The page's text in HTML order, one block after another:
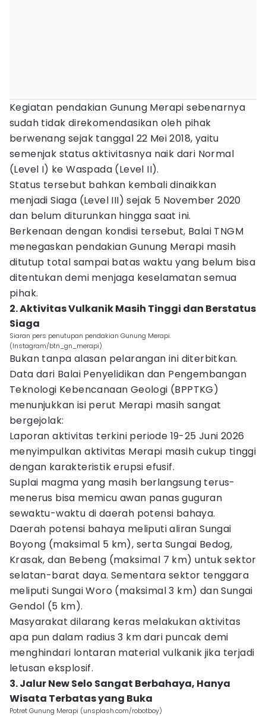
Kegiatan pendakian Gunung Merapi sebenarnya
sudah tidak direkomendasikan oleh pihak
berwenang sejak tanggal 22 Mei 2018, yaitu
semenjak status aktivitasnya naik dari Normal
(Level I) ke Waspada (Level II).
Status tersebut bahkan kembali dinaikkan
menjadi Siaga (Level III) sejak 5 November 2020
dan belum diturunkan hingga saat ini.
Berkenaan dengan kondisi tersebut, Balai TNGM
menegaskan pendakian Gunung Merapi masih
ditutup total sampai batas waktu yang belum bisa
ditentukan demi menjaga keselamatan semua
pihak.
2. Aktivitas Vulkanik Masih Tinggi dan Berstatus
Siaga
Siaran pers penutupan pendakian Gunung Merapi.
(Instagram/btn_gn_merapi)
Bukan tanpa alasan pelarangan ini diterbitkan.
Data dari Balai Penyelidikan dan Pengembangan
Teknologi Kebencanaan Geologi (BPPTKG)
menunjukkan isi perut Merapi masih sangat
bergejolak:
Laporan aktivitas terkini periode 19-25 Juni 2026
menyimpulkan aktivitas Merapi masih cukup tinggi
dengan karakteristik erupsi efusif.
Suplai magma yang masih berlangsung terus-
menerus bisa memicu awan panas guguran
sewaktu-waktu di daerah potensi bahaya.
Daerah potensi bahaya meliputi aliran Sungai
Boyong (maksimal 5 km), serta Sungai Bedog,
Krasak, dan Bebeng (maksimal 7 km) untuk sektor
selatan-barat daya. Sementara sektor tenggara
meliputi Sungai Woro (maksimal 3 km) dan Sungai
Gendol (5 km).
Masyarakat dilarang keras melakukan aktivitas
apa pun dalam radius 3 km dari puncak demi
menghindari lontaran material vulkanik jika terjadi
letusan eksplosif.
3. Jalur New Selo Sangat Berbahaya, Hanya
Wisata Terbatas yang Buka
Potret Gunung Merapi (unsplash.com/robotboy)